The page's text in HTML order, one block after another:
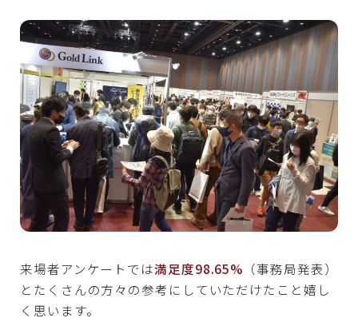
来場者アンケートでは満足度98.65% （事務局発表）
とたくさんの方々の参考にしていただけたこと嬉し
く思います。